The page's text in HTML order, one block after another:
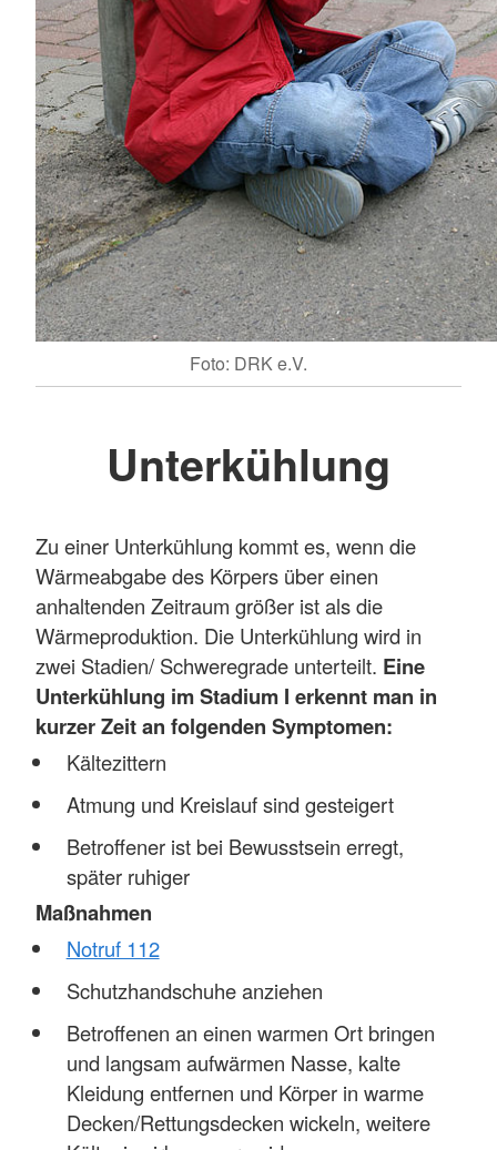
Foto: DRK e.V.
Unterkühlung
Zu einer Unterkühlung kommt es, wenn die
Wärmeabgabe des Körpers über einen
anhaltenden Zeitraum größer ist als die
Wärmeproduktion. Die Unterkühlung wird in
zwei Stadien/ Schweregrade unterteilt. Eine
Unterkühlung im Stadium I erkennt man in
kurzer Zeit an folgenden Symptomen:
Kältezittern
Atmung und Kreislauf sind gesteigert
Betroffener ist bei Bewusstsein erregt,
später ruhiger
Maßnahmen
Notruf 112
Schutzhandschuhe anziehen
Betroffenen an einen warmen Ort bringen
und langsam aufwärmen Nasse, kalte
Kleidung entfernen und Körper in warme
Decken/Rettungsdecken wickeln, weitere